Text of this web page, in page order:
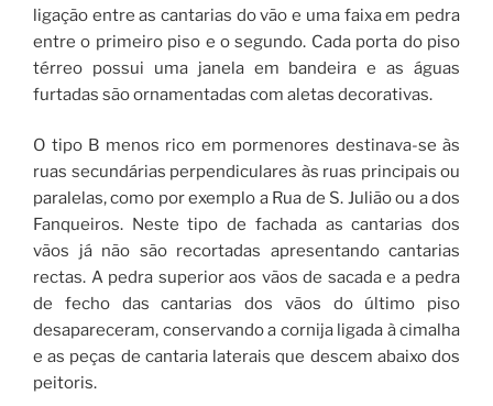
ligação entre as cantarias do vão e uma faixa em pedra
entre o primeiro piso e o segundo. Cada porta do piso
térreo possui uma janela em bandeira e as águas
furtadas são ornamentadas com aletas decorativas.
O tipo B menos rico em pormenores destinava-se às
ruas secundárias perpendiculares às ruas principais ou
paralelas, como por exemplo a Rua de S. Julião ou a dos
Fanqueiros. Neste tipo de fachada as cantarias dos
vãos já não são recortadas apresentando cantarias
rectas. A pedra superior aos vãos de sacada e a pedra
de fecho das cantarias dos vãos do último piso
desapareceram, conservando a cornija ligada à cimalha
e as peças de cantaria laterais que descem abaixo dos
peitoris.